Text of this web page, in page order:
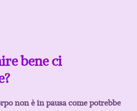
bene ci
non è in pausa come potrebbe